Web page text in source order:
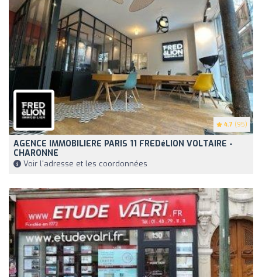
4.7 (95)
AGENCE IMMOBILIERE PARIS 11 FREDéLION VOLTAIRE -
CHARONNE
Voir l'adresse et les coordonnées